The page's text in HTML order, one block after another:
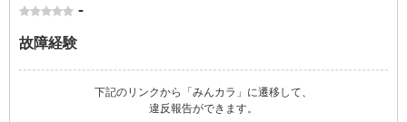
-
故障経験
下記のリンクから「みんカラ」に遷移して、
違反報告ができます。